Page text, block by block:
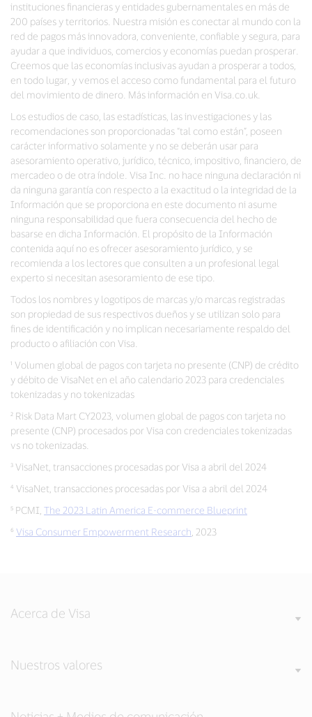
instituciones financieras y entidades gubernamentales en más de
200 países y territorios. Nuestra misión es conectar al mundo con la
red de pagos más innovadora, conveniente, confiable y segura, para
ayudar a que individuos, comercios y economías puedan prosperar.
Creemos que las economías inclusivas ayudan a prosperar a todos,
en todo lugar, y vemos el acceso como fundamental para el futuro
del movimiento de dinero. Más información en Visa.co.uk.
Los estudios de caso, las estadísticas, las investigaciones y las
recomendaciones son proporcionadas “tal como están”, poseen
carácter informativo solamente y no se deberán usar para
asesoramiento operativo, jurídico, técnico, impositivo, financiero, de
mercadeo o de otra índole. Visa Inc. no hace ninguna declaración ni
da ninguna garantía con respecto a la exactitud o la integridad de la
Información que se proporciona en este documento ni asume
ninguna responsabilidad que fuera consecuencia del hecho de
basarse en dicha Información. El propósito de la Información
contenida aquí no es ofrecer asesoramiento jurídico, y se
recomienda a los lectores que consulten a un profesional legal
experto si necesitan asesoramiento de ese tipo.
Todos los nombres y logotipos de marcas y/o marcas registradas
son propiedad de sus respectivos dueños y se utilizan solo para
fines de identificación y no implican necesariamente respaldo del
producto o afiliación con Visa.
¹ Volumen global de pagos con tarjeta no presente (CNP) de crédito
y débito de VisaNet en el año calendario 2023 para credenciales
tokenizadas y no tokenizadas
² Risk Data Mart CY2023, volumen global de pagos con tarjeta no
presente (CNP) procesados por Visa con credenciales tokenizadas
vs no tokenizadas.
³ VisaNet, transacciones procesadas por Visa a abril del 2024
⁴ VisaNet, transacciones procesadas por Visa a abril del 2024
⁵ PCMI, The 2023 Latin America E-commerce Blueprint
⁶ Visa Consumer Empowerment Research , 2023
Acerca de Visa
Nuestros valores